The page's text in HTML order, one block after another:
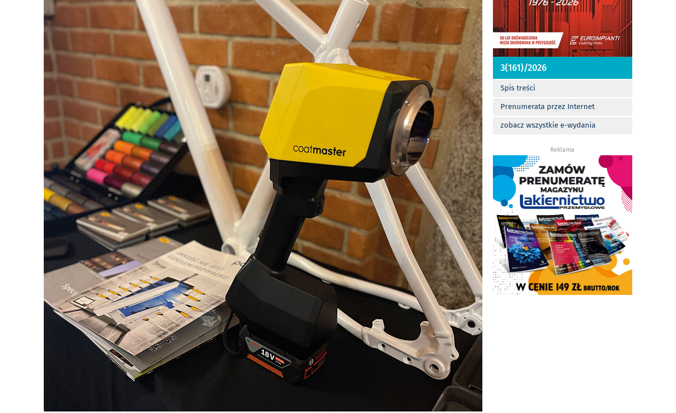
3(161)/2026
Spis treści
Prenumerata przez Internet
zobacz wszystkie e-wydania
Reklama